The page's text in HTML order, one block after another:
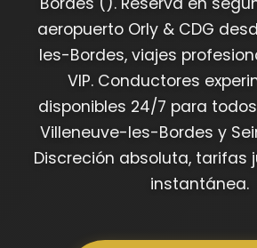
aeropuerto Orly & CDG
les-Bordes, viajes
VIP. Conductores
disponibles 24/7 para
Villeneuve-les-Bordes y
Discreción absoluta, tarifas
instantánea.